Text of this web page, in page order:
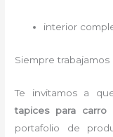
interior
Siempre
Te invitamos a
tapices para carro
portafolio de